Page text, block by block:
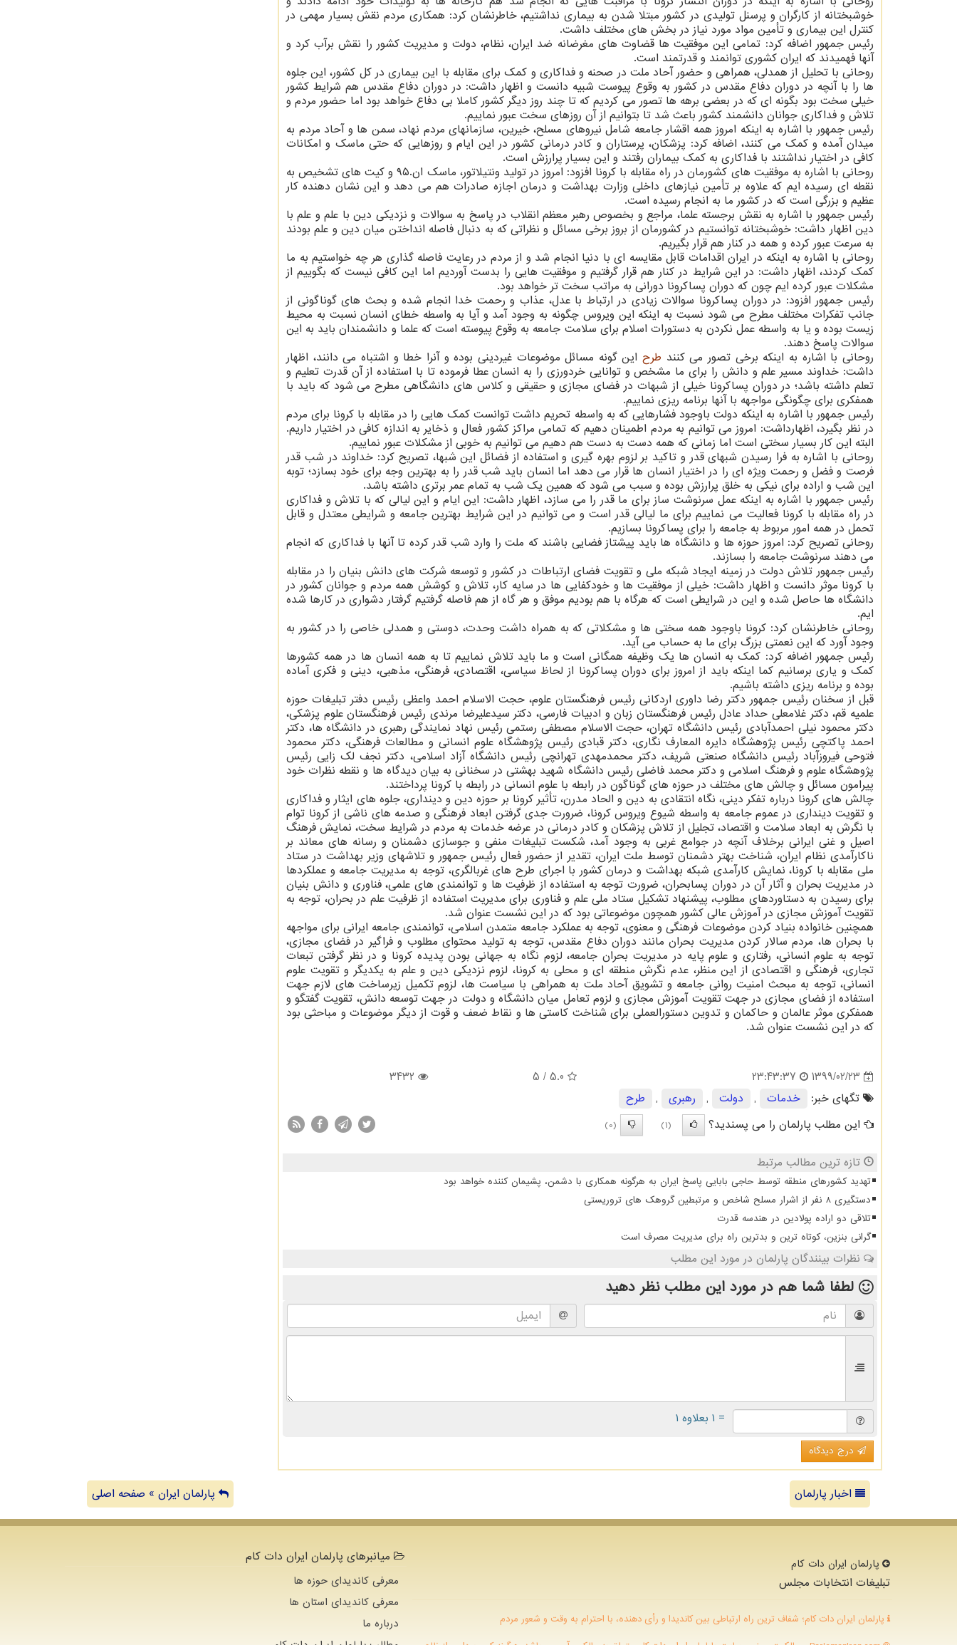
خوشبختانه از کارگران و پرسنل تولیدی در کشور مبتلا شدن به بیماری نداشتیم، خاطرنشان کرد: همکاری مردم نقش بسیار مهمی در
کنترل این بیماری و تأمین مواد مورد نیاز در بخش های مختلف داشت.
رئیس جمهور اضافه کرد: تمامی این موفقیت ها قضاوت های مغرضانه ضد ایران، نظام، دولت و مدیریت کشور را نقش برآب کرد و
آنها فهمیدند که ایران کشوری توانمند و قدرتمند است.
روحانی با تحلیل از همدلی، همراهی و حضور آحاد ملت در صحنه و فداکاری و کمک برای مقابله با این بیماری در کل کشور، این جلوه
ها را با آنچه در دوران دفاع مقدس در کشور به وقوع پیوست شبیه دانست و اظهار داشت: در دوران دفاع مقدس هم شرایط کشور
خیلی سخت بود بگونه ای که در بعضی برهه ها تصور می کردیم که تا چند روز دیگر کشور کاملا بی دفاع خواهد بود اما حضور مردم و
تلاش و فداکاری جوانان دانشمند کشور باعث شد تا بتوانیم از آن روزهای سخت عبور نماییم.
رئیس جمهور با اشاره به اینکه امروز همه اقشار جامعه شامل نیروهای مسلح، خیرین، سازمانهای مردم نهاد، سمن ها و آحاد مردم به
میدان آمده و کمک می کنند، اضافه کرد: پزشکان، پرستاران و کادر درمانی کشور در این ایام و روزهایی که حتی ماسک و امکانات
کافی در اختیار نداشتند با فداکاری به کمک بیماران رفتند و این بسیار پرارزش است.
روحانی با اشاره به موفقیت های کشورمان در راه مقابله با کرونا افزود: امروز در تولید ونتیلاتور، ماسک ان.۹۵ و کیت های تشخیص به
نقطه ای رسیده ایم که علاوه بر تأمین نیازهای داخلی وزارت بهداشت و درمان اجازه صادرات هم می دهد و این نشان دهنده کار
عظیم و بزرگی است که در کشور ما به انجام رسیده است.
رئیس جمهور با اشاره به نقش برجسته علما، مراجع و بخصوص رهبر معظم انقلاب در پاسخ به سوالات و نزدیکی دین با علم و علم با
دین اظهار داشت: خوشبختانه توانستیم در کشورمان از بروز برخی مسائل و نظراتی که به دنبال فاصله انداختن میان دین و علم بودند
به سرعت عبور کرده و همه در کنار هم قرار بگیریم.
روحانی با اشاره به اینکه در ایران اقدامات قابل مقایسه ای با دنیا انجام شد و از مردم در رعایت فاصله گذاری هر چه خواستیم به ما
کمک کردند، اظهار داشت: در این شرایط در کنار هم قرار گرفتیم و موفقیت هایی را بدست آوردیم اما این کافی نیست که بگوییم از
مشکلات عبور کرده ایم چون که دوران پساکرونا دورانی به مراتب سخت تر خواهد بود.
رئیس جمهور افزود: در دوران پساکرونا سوالات زیادی در ارتباط با عدل، عذاب و رحمت خدا انجام شده و بحث های گوناگونی از
جانب تفکرات مختلف مطرح می شود نسبت به اینکه این ویروس چگونه به وجود آمد و آیا به واسطه خطای انسان نسبت به محیط
زیست بوده و یا به واسطه عمل نکردن به دستورات اسلام برای سلامت جامعه به وقوع پیوسته است که علما و دانشمندان باید به این
سوالات پاسخ دهند.
روحانی با اشاره به اینکه برخی تصور می کنند طرحاین گونه مسائل موضوعات غیردینی بوده و آنرا خطا و اشتباه می دانند، اظهار
داشت: خداوند مسیر علم و دانش را برای ما مشخص و توانایی خردورزی را به انسان عطا فرموده تا با استفاده از آن قدرت تعلیم و
تعلم داشته باشد؛ در دوران پساکرونا خیلی از شبهات در فضای مجازی و حقیقی و کلاس های دانشگاهی مطرح می شود که باید با
همفکری برای چگونگی مواجهه با آنها برنامه ریزی نماییم.
رئیس جمهور با اشاره به اینکه دولت باوجود فشارهایی که به واسطه تحریم داشت توانست کمک هایی را در مقابله با کرونا برای مردم
در نظر بگیرد، اظهارداشت: امروز می توانیم به مردم اطمینان دهیم که تمامی مراکز کشور فعال و ذخایر به اندازه کافی در اختیار داریم.
البته این کار بسیار سختی است اما زمانی که همه دست به دست هم دهیم می توانیم به خوبی از مشکلات عبور نماییم.
روحانی با اشاره به فرا رسیدن شبهای قدر و تاکید بر لزوم بهره گیری و استفاده از فضائل این شبها، تصریح کرد: خداوند در شب قدر
فرصت و فضل و رحمت ویژه ای را در اختیار انسان ها قرار می دهد اما انسان باید شب قدر را به بهترین وجه برای خود بسازد؛ توبه
این شب و اراده برای نیکی به خلق پرارزش بوده و سبب می شود که همین یک شب به تمام عمر برتری داشته باشد.
رئیس جمهور با اشاره به اینکه عمل سرنوشت ساز برای ما قدر را می سازد، اظهار داشت: این ایام و این لیالی که با تلاش و فداکاری
در راه مقابله با کرونا فعالیت می نماییم برای ما لیالی قدر است و می توانیم در این شرایط بهترین جامعه و شرایطی معتدل و قابل
تحمل در همه امور مربوط به جامعه را برای پساکرونا بسازیم.
روحانی تصریح کرد: امروز حوزه ها و دانشگاه ها باید پیشتاز فضایی باشند که ملت را وارد شب قدر کرده تا آنها با فداکاری که انجام
می دهند سرنوشت جامعه را بسازند.
رئیس جمهور تلاش دولت در زمینه ایجاد شبکه ملی و تقویت فضای ارتباطات در کشور و توسعه شرکت های دانش بنیان را در مقابله
با کرونا موثر دانست و اظهار داشت: خیلی از موفقیت ها و خودکفایی ها در سایه کار، تلاش و کوشش همه مردم و جوانان کشور در
دانشگاه ها حاصل شده و این در شرایطی است که هرگاه با هم بودیم موفق و هر گاه از هم فاصله گرفتیم گرفتار دشواری در کارها شده
ایم.
روحانی خاطرنشان کرد: کرونا باوجود همه سختی ها و مشکلاتی که به همراه داشت وحدت، دوستی و همدلی خاصی را در کشور به
وجود آورد که این نعمتی بزرگ برای ما به حساب می آید.
رئیس جمهور اضافه کرد: کمک به انسان ها یک وظیفه همگانی است و ما باید تلاش نماییم تا به همه انسان ها در همه کشورها
کمک و یاری برسانیم کما اینکه باید از امروز برای دوران پساکرونا از لحاظ سیاسی، اقتصادی، فرهنگی، مذهبی، دینی و فکری آماده
بوده و برنامه ریزی داشته باشیم.
قبل از سخنان رئیس جمهور دکتر رضا داوری اردکانی رئیس فرهنگستان علوم، حجت الاسلام احمد واعظی رئیس دفتر تبلیغات حوزه
علمیه قم، دکتر غلامعلی حداد عادل رئیس فرهنگستان زبان و ادبیات فارسی، دکتر سیدعلیرضا مرندی رئیس فرهنگستان علوم پزشکی،
دکتر محمود نیلی احمدآبادی رئیس دانشگاه تهران، حجت الاسلام مصطفی رستمی رئیس نهاد نمایندگی رهبری در دانشگاه ها، دکتر
احمد پاکتچی رئیس پژوهشگاه دایره المعارف نگاری، دکتر قبادی رئیس پژوهشگاه علوم انسانی و مطالعات فرهنگی، دکتر محمود
فتوحی فیروزآباد رئیس دانشگاه صنعتی شریف، دکتر محمدمهدی تهرانچی رئیس دانشگاه آزاد اسلامی، دکتر نجف لک زایی رئیس
پژوهشگاه علوم و فرهنگ اسلامی و دکتر محمد فاضلی رئیس دانشگاه شهید بهشتی در سخنانی به بیان دیدگاه ها و نقطه نظرات خود
پیرامون مسائل و چالش های مختلف در حوزه های گوناگون در رابطه با علوم انسانی در رابطه با کرونا پرداختند.
چالش های کرونا درباره تفکر دینی، نگاه انتقادی به دین و الحاد مدرن، تأثیر کرونا بر حوزه دین و دینداری، جلوه های ایثار و فداکاری
و تقویت دینداری در عموم جامعه به واسطه شیوع ویروس کرونا، ضرورت جدی گرفتن ابعاد فرهنگی و صدمه های ناشی از کرونا توام
با نگرش به ابعاد سلامت و اقتصاد، تجلیل از تلاش پزشکان و کادر درمانی در عرضه خدمات به مردم در شرایط سخت، نمایش فرهنگ
اصیل و غنی ایرانی برخلاف آنچه در جوامع غربی به وجود آمد، شکست تبلیغات منفی و جوسازی دشمنان و رسانه های معاند بر
ناکارآمدی نظام ایران، شناخت بهتر دشمنان توسط ملت ایران، تقدیر از حضور فعال رئیس جمهور و تلاشهای وزیر بهداشت در ستاد
ملی مقابله با کرونا، نمایش کارآمدی شبکه بهداشت و درمان کشور با اجرای طرح های غربالگری، توجه به مدیریت جامعه و عملکردها
در مدیریت بحران و آثار آن در دوران پسابحران، ضرورت توجه به استفاده از ظرفیت ها و توانمندی های علمی، فناوری و دانش بنیان
برای رسیدن به دستاوردهای مطلوب، پیشنهاد تشکیل ستاد ملی علم و فناوری برای مدیریت استفاده از ظرفیت علم در بحران، توجه به
تقویت آموزش مجازی در آموزش عالی کشور همچون موضوعاتی بود که در این نشست عنوان شد.
همچنین خانواده بنیاد کردن موضوعات فرهنگی و معنوی، توجه به عملکرد جامعه متمدن اسلامی، توانمندی جامعه ایرانی برای مواجهه
با بحران ها، مردم سالار کردن مدیریت بحران مانند دوران دفاع مقدس، توجه به تولید محتوای مطلوب و فراگیر در فضای مجازی،
توجه به علوم انسانی، رفتاری و علوم پایه در مدیریت بحران جامعه، لزوم نگاه به جهانی بودن پدیده کرونا و در نظر گرفتن تبعات
تجاری، فرهنگی و اقتصادی از این منظر، عدم نگرش منطقه ای و محلی به کرونا، لزوم نزدیکی دین و علم به یکدیگر و تقویت علوم
انسانی، توجه به مبحث امنیت روانی جامعه و تشویق آحاد ملت به همراهی با سیاست ها، لزوم تکمیل زیرساخت های لازم جهت
استفاده از فضای مجازی در جهت تقویت آموزش مجازی و لزوم تعامل میان دانشگاه و دولت در جهت توسعه دانش، تقویت گفتگو و
همفکری موثر عالمان و حاکمان و تدوین دستورالعملی برای شناخت کاستی ها و نقاط ضعف و قوت از دیگر موضوعات و مباحثی بود
که در این نشست عنوان شد.
1399/02/23
23:43:37
5.0
/ 5
3432
تگهای خبر:
خدمات , دولت , رهبری ,
طرح
این مطلب پارلمان را می پسندید؟
(1)
(0)
تازه ترین مطالب مرتبط
تهدید کشورهای منطقه توسط حاجی بابایی پاسخ ایران به هرگونه همکاری با دشمن، پشیمان کننده خواهد بود
دستگیری 8 نفر از اشرار مسلح شاخص و مرتبطین گروهک های تروریستی
تلاقی دو اراده پولادین در هندسه قدرت
گرانی بنزین، کوتاه ترین و بدترین راه برای مدیریت مصرف است
نظرات بینندگان پارلمان در مورد این مطلب
لطفا شما هم در مورد این مطلب نظر دهید
= ۱ بعلاوه ۱
درج دیدگاه
اخبار پارلمان پارلمان ایران » صفحه اصلی
پارلمان ایران دات كام
تبلیغات انتخابات مجلس
پارلمان ایران دات کام؛ شفاف ترین راه ارتباطی بین کاندیدا و رأی دهنده، با احترام به وقت و شعور مردم
میانبرهای پارلمان ایران دات کام
معرفی کاندیدای حوزه ها
معرفی کاندیدای استان ها
درباره ما